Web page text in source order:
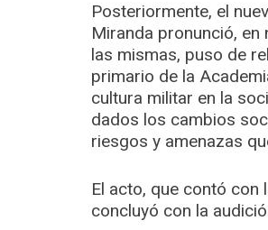
Posteriormente, el
Miranda pronunció,
las mismas, puso de
primario de la
cultura militar en la
dados los cambios
riesgos y amenazas
El acto, que contó
concluyó con la